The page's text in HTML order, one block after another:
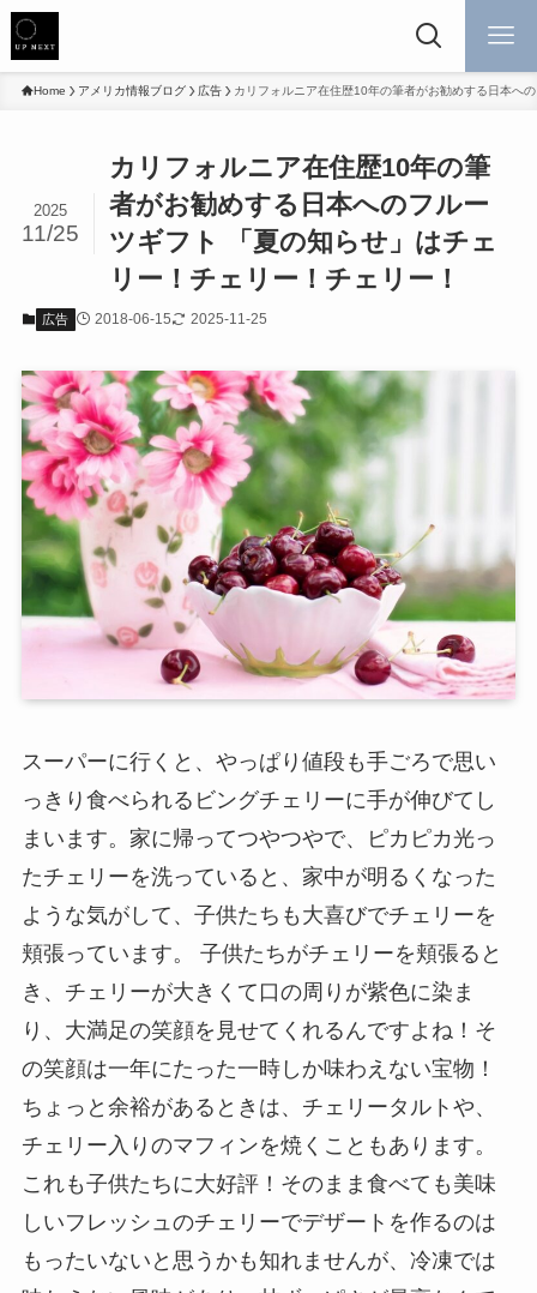
Home アメリカ情報ブログ 広告 カリフォルニア在住歴10年の筆者がお勧めする日本へ
カリフォルニア在住歴10年の筆
者がお勧めする日本へのフルー
ツギフト 「夏の知らせ」はチェ
リー！チェリー！チェリー！
2025
11/25
広告 2018-06-15 2025-11-25
スーパーに行くと、やっぱり値段も手ごろで思い
っきり食べられるビングチェリーに手が伸びてし
まいます。家に帰ってつやつやで、ピカピカ光っ
たチェリーを洗っていると、家中が明るくなった
ような気がして、子供たちも大喜びでチェリーを
頬張っています。 子供たちがチェリーを頬張ると
き、チェリーが大きくて口の周りが紫色に染ま
り、大満足の笑顔を見せてくれるんですよね！そ
の笑顔は一年にたった一時しか味わえない宝物！
ちょっと余裕があるときは、チェリータルトや、
チェリー入りのマフィンを焼くこともあります。
これも子供たちに大好評！そのまま食べても美味
しいフレッシュのチェリーでデザートを作るのは
もったいないと思うかも知れませんが、冷凍では